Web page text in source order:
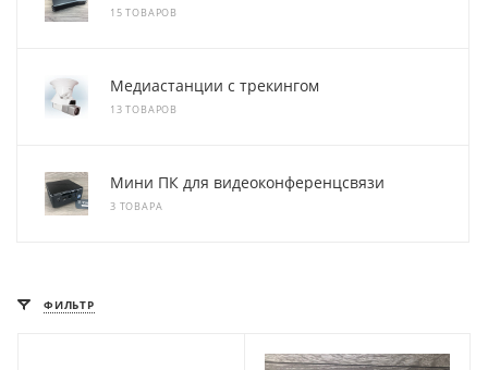
15 ТОВАРОВ
Медиастанции с трекингом
13 ТОВАРОВ
Мини ПК для видеоконференцсвязи
3 ТОВАРА
ФИЛЬТР